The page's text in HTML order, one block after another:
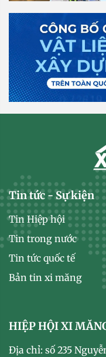
Tin tức - Sự kiện
Tin Hiệp hội
Tin trong nước
Tin tức quốc tế
Bản tin xi măng
HIỆP HỘI XI
Địa chỉ: số 235